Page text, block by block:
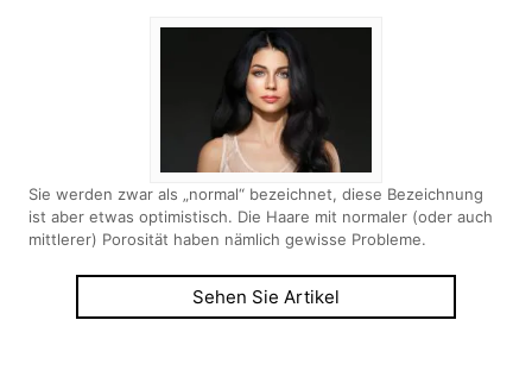
Sie werden zwar als „normal“ bezeichnet, diese Bezeichnung
ist aber etwas optimistisch. Die Haare mit normaler (oder auch
mittlerer) Porosität haben nämlich gewisse Probleme.
Sehen Sie Artikel